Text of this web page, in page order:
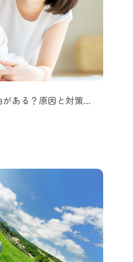
ある？原因と対策…